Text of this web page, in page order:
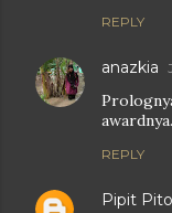
REPLY
anazkia
REPLY
Pipit Pito